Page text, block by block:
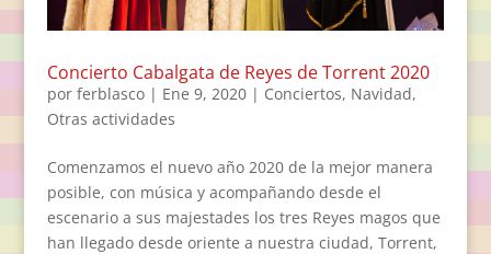
Concierto Cabalgata de Reyes de Torrent 2020
por ferblasco| Ene 9, 2020| Conciertos, Navidad,
Otras actividades
Comenzamos el nuevo año 2020 de la mejor manera
posible, con música y acompañando desde el
escenario a sus majestades los tres Reyes magos que
han llegado desde oriente a nuestra ciudad, Torrent,